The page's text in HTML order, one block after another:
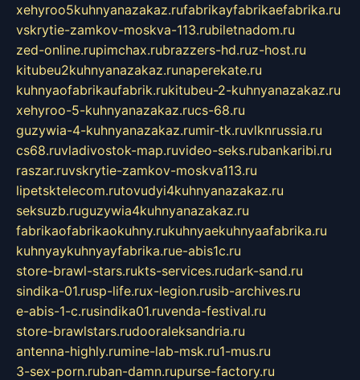
xehyroo5kuhnyanazakaz.rufabrikayfabrikaefabrika.ru
vskrytie-zamkov-moskva-113.rubiletnadom.ru
zed-online.rupimchax.rubrazzers-hd.ruz-host.ru
kitubeu2kuhnyanazakaz.runaperekate.ru
kuhnyaofabrikaufabrik.rukitubeu-2-kuhnyanazakaz.ru
xehyroo-5-kuhnyanazakaz.rucs-68.ru
guzywia-4-kuhnyanazakaz.rumir-tk.ruvlknrussia.ru
cs68.ruvladivostok-map.ruvideo-seks.rubankaribi.ru
raszar.ruvskrytie-zamkov-moskva113.ru
lipetsktelecom.rutovudyi4kuhnyanazakaz.ru
seksuzb.ruguzywia4kuhnyanazakaz.ru
fabrikaofabrikaokuhny.rukuhnyaekuhnyaafabrika.ru
kuhnyaykuhnyayfabrika.rue-abis1c.ru
store-brawl-stars.rukts-services.rudark-sand.ru
sindika-01.rusp-life.rux-legion.rusib-archives.ru
e-abis-1-c.rusindika01.ruvenda-festival.ru
store-brawlstars.rudooraleksandria.ru
antenna-highly.rumine-lab-msk.ru1-mus.ru
3-sex-porn.ruban-damn.rupurse-factory.ru